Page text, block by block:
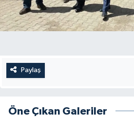
Paylaş
Öne Çıkan Galeriler